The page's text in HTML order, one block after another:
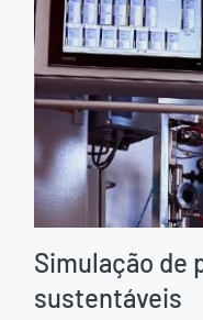
Simulação de
sustentáveis